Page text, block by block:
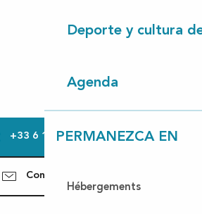
Deporte y cultura
Agenda
PERMANEZCA EN
Hébergements
+33 6 10 87 62▒▒
Contáctenos